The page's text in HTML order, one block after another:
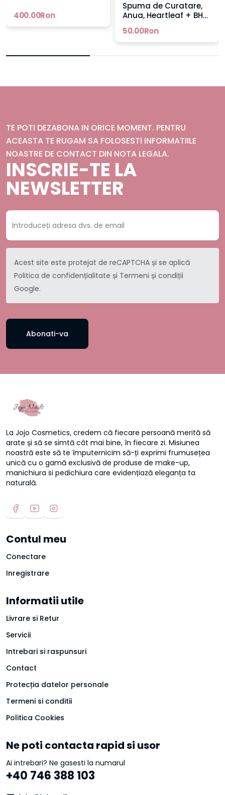
400.00Ron
Spuma de Curatare,
Anua, Heartleaf + BHA,
Profunzime,
Indeparteaza Excesul
50.00Ron
TE POTI DEZABONA IN ORICE MOMENT. PENTRU
ACEASTA TE RUGAM SA FOLOSESTI INFORMATIILE
NOASTRE DE CONTACT DIN NOTA LEGALA.
INSCRIE-TE LA
NEWSLETTER
Acest site este protejat de reCAPTCHA și se aplică
Politica de confidențialitate și Termeni și condiții
Google.
Abonati-va
La Jojo Cosmetics, credem că fiecare persoană merită să
arate și să se simtă cât mai bine, în fiecare zi. Misiunea
noastră este să te împuternicim să-ți exprimi frumusețea
unică cu o gamă exclusivă de produse de make-up,
manichiura si pedichiura care evidențiază eleganța ta
naturală.
Contul meu
Conectare
Inregistrare
Informatii utile
Livrare si Retur
Servicii
Intrebari si raspunsuri
Contact
Protecția datelor personale
Termeni si conditii
Politica Cookies
Ne poti contacta rapid si usor
Ai intrebari? Ne gasesti la numarul
+40 746 388 103